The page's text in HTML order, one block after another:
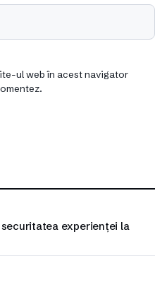
ul web în acest navigator
experienței la